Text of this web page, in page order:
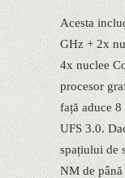
Acesta
GHz + 2x
4x nuclee
procesor
față aduce
UFS 3.0.
spațiului de
NM de